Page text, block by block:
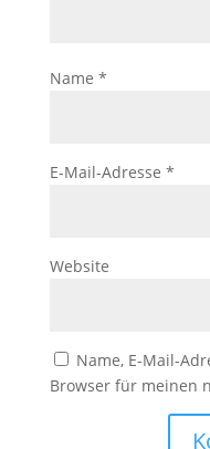
Name *
E-Mail-Adresse *
Website
Name, E-Mail-
Browser für meinen